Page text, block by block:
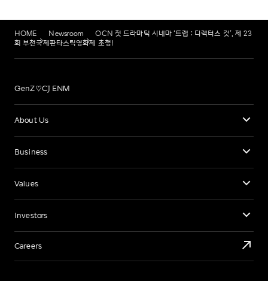
HOME Newsroom
OCN 첫 드라마틱 시네마 ‘트랩 : 디렉터스 컷’, 제 23
회 부천국제판타스틱영화제 초청!
GenZ♡CJ ENM
About Us
Business
Values
Investors
Careers